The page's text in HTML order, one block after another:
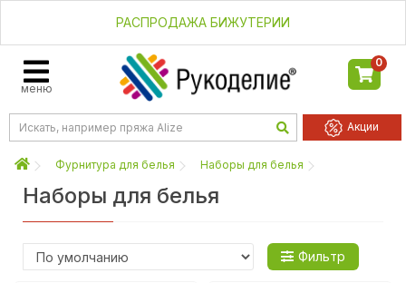
РАСПРОДАЖА БИЖУТЕРИИ
меню
0
Акции
Фурнитура для белья Наборы для белья
Наборы для белья
Фильтр